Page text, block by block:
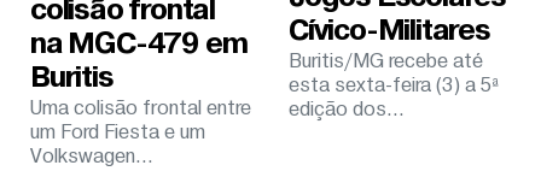
colisão frontal
na MGC-479 em
Buritis
Uma colisão frontal entre
um Ford Fiesta e um
Volkswagen...
Cívico-Militares
Buritis/MG recebe até
esta sexta-feira (3) a 5ª
edição dos...